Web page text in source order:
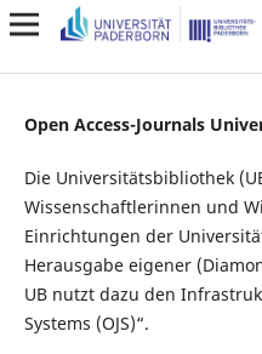
Open Access-Journals
Die Universitätsbibliothek
Wissenschaftlerinnen und
Einrichtungen der
Herausgabe eigener
UB nutzt dazu den
Systems (OJS)“.